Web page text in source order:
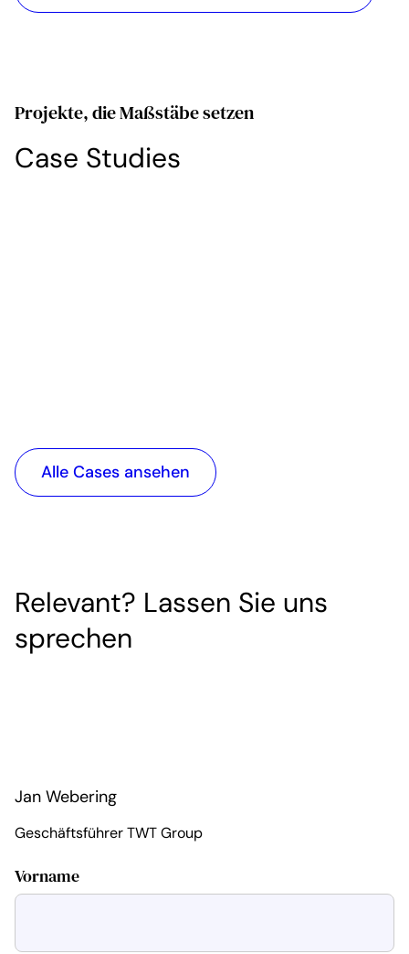
Projekte, die Maßstäbe setzen
Case Studies
Alle Cases ansehen
Relevant? Lassen Sie uns
sprechen
Jan Webering
Geschäftsführer TWT Group
Vorname